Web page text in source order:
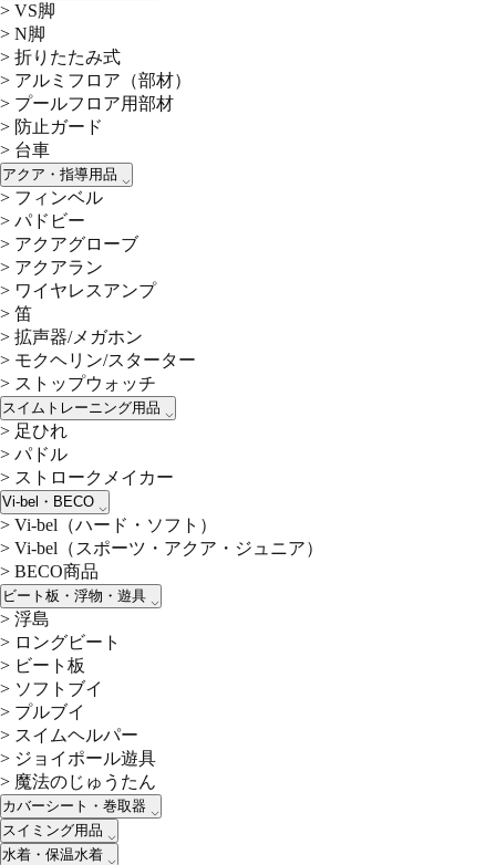
> VS脚
> N脚
> 折りたたみ式
> アルミフロア（部材）
> プールフロア用部材
> 防止ガード
> 台車
アクア・指導用品
> フィンベル
> パドビー
> アクアグローブ
> アクアラン
> ワイヤレスアンプ
> 笛
> 拡声器/メガホン
> モクヘリン/スターター
> ストップウォッチ
スイムトレーニング用品
> 足ひれ
> パドル
> ストロークメイカー
Vi-bel・BECO
> Vi-bel（ハード・ソフト）
> Vi-bel（スポーツ・アクア・ジュニア）
> BECO商品
ビート板・浮物・遊具
> 浮島
> ロングビート
> ビート板
> ソフトブイ
> プルブイ
> スイムヘルパー
> ジョイポール遊具
> 魔法のじゅうたん
カバーシート・巻取器
スイミング用品
水着・保温水着